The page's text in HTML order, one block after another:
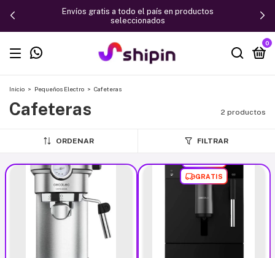
Envíos gratis a todo el país en productos
seleccionados
0
Inicio > Pequeños Electro > Cafeteras
Cafeteras 2 productos
ORDENAR FILTRAR
GRATIS